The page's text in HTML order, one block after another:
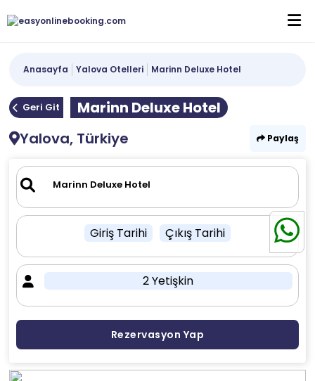
Anasayfa Yalova Otelleri Marinn Deluxe Hotel
Geri Git
Marinn Deluxe Hotel
Yalova, Türkiye
Paylaş
Giriş Tarihi Çıkış Tarihi
2 Yetişkin
Rezervasyon Yap